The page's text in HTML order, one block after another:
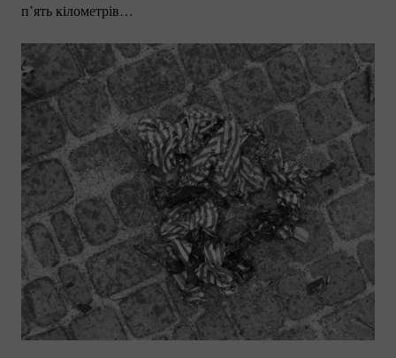
п’ять кілометрів…